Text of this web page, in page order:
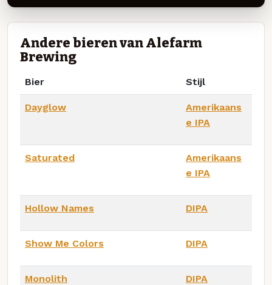
Andere bieren van Alefarm
Brewing
Bier Stijl
Dayglow
Amerikaans
e IPA
Saturated
Amerikaans
e IPA
Hollow Names DIPA
Show Me Colors DIPA
Monolith DIPA